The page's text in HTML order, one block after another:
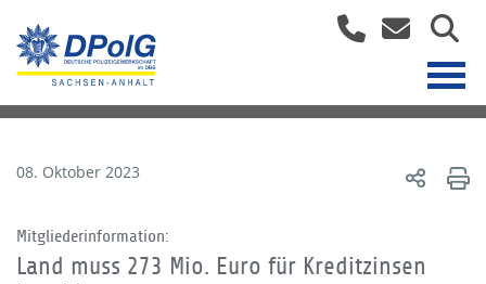
08. Oktober 2023
Mitgliederinformation:
Land muss 273 Mio. Euro für Kreditzinsen